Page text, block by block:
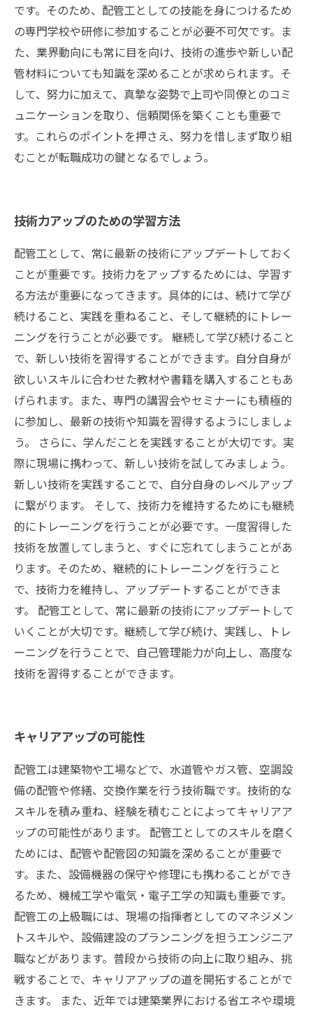
です。そのため、配管工としての技能を身につけるため
の専門学校や研修に参加することが必要不可欠です。ま
た、業界動向にも常に目を向け、技術の進歩や新しい配
管材料についても知識を深めることが求められます。そ
して、努力に加えて、真摯な姿勢で上司や同僚とのコミ
ュニケーションを取り、信頼関係を築くことも重要で
す。これらのポイントを押さえ、努力を惜しまず取り組
むことが転職成功の鍵となるでしょう。
技術力アップのための学習方法
配管工として、常に最新の技術にアップデートしておく
ことが重要です。技術力をアップするためには、学習す
る方法が重要になってきます。具体的には、続けて学び
続けること、実践を重ねること、そして継続的にトレー
ニングを行うことが必要です。 継続して学び続けること
で、新しい技術を習得することができます。自分自身が
欲しいスキルに合わせた教材や書籍を購入することもあ
げられます。また、専門の講習会やセミナーにも積極的
に参加し、最新の技術や知識を習得するようにしましょ
う。 さらに、学んだことを実践することが大切です。実
際に現場に携わって、新しい技術を試してみましょう。
新しい技術を実践することで、自分自身のレベルアップ
に繋がります。 そして、技術力を維持するためにも継続
的にトレーニングを行うことが必要です。一度習得した
技術を放置してしまうと、すぐに忘れてしまうことがあ
ります。そのため、継続的にトレーニングを行うこと
で、技術力を維持し、アップデートすることができま
す。 配管工として、常に最新の技術にアップデートして
いくことが大切です。継続して学び続け、実践し、トレ
ーニングを行うことで、自己管理能力が向上し、高度な
技術を習得することができます。
キャリアアップの可能性
配管工は建築物や工場などで、水道管やガス管、空調設
備の配管や修繕、交換作業を行う技術職です。技術的な
スキルを積み重ね、経験を積むことによってキャリアア
ップの可能性があります。 配管工としてのスキルを磨く
ためには、配管や配管図の知識を深めることが重要で
す。また、設備機器の保守や修理にも携わることができ
るため、機械工学や電気・電子工学の知識も重要です。
配管工の上級職には、現場の指揮者としてのマネジメン
トスキルや、設備建設のプランニングを担うエンジニア
職などがあります。普段から技術の向上に取り組み、挑
戦することで、キャリアアップの道を開拓することがで
きます。 また、近年では建築業界における省エネや環境